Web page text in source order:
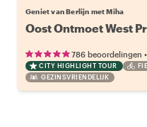
Geniet van Berlijn met Miha
Oost Ontmoet West
786 beoordelingen •
CITY HIGHLIGHT TOUR
GEZINSVRIENDELIJK